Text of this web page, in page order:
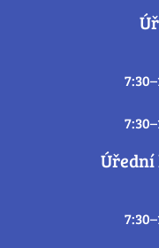
Úřední